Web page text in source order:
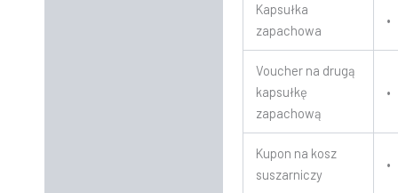
Kapsułka
zapachowa
•
Voucher na drugą
kapsułkę
zapachową
•
Kupon na kosz
suszarniczy
•